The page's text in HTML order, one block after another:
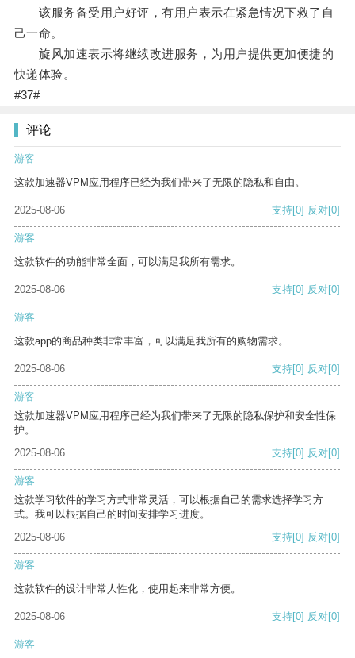
该服务备受用户好评，有用户表示在紧急情况下救了自
己一命。
旋风加速表示将继续改进服务，为用户提供更加便捷的
快递体验。
#37#
评论
游客
这款加速器VPM应用程序已经为我们带来了无限的隐私和自由。
2025-08-06 支持[0] 反对[0]
游客
这款软件的功能非常全面，可以满足我所有需求。
2025-08-06 支持[0] 反对[0]
游客
这款app的商品种类非常丰富，可以满足我所有的购物需求。
2025-08-06 支持[0] 反对[0]
游客
这款加速器VPM应用程序已经为我们带来了无限的隐私保护和安全性保
护。
2025-08-06
支持[0] 反对[0]
游客
这款学习软件的学习方式非常灵活，可以根据自己的需求选择学习方
式。我可以根据自己的时间安排学习进度。
2025-08-06
支持[0] 反对[0]
游客
这款软件的设计非常人性化，使用起来非常方便。
2025-08-06 支持[0] 反对[0]
游客